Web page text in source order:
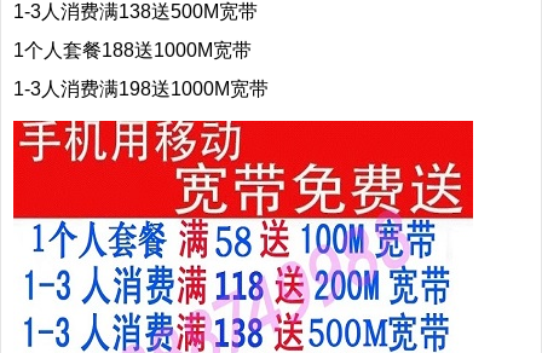
1-3人消费满138送500M宽带
1个人套餐188送1000M宽带
1-3人消费满198送1000M宽带